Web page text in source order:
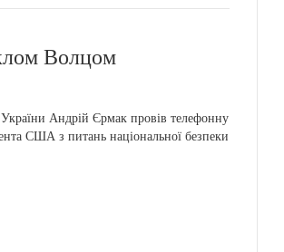
Волцом
Андрій Єрмак провів телефонну
США з питань національної безпеки